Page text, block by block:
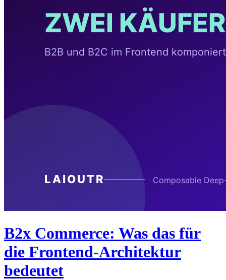
B2x Commerce: Was das für
die Frontend-Architektur
bedeutet